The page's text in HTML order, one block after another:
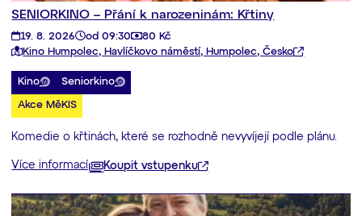
SENIORKINO – Přání k narozeninám: Křtiny
19. 8. 2026 od 09:30
80 Kč
Kino Humpolec, Havlíčkovo náměstí, Humpolec, Česko
Kino Seniorkino
Akce MěKIS
Komedie o křtinách, které se rozhodně nevyvíjejí podle plánu.
Více informací Koupit vstupenku